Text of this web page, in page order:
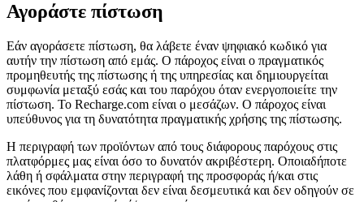
Αγοράστε πίστωση
Εάν αγοράσετε πίστωση, θα λάβετε έναν ψηφιακό κωδικό για
αυτήν την πίστωση από εμάς. Ο πάροχος είναι ο πραγματικός
προμηθευτής της πίστωσης ή της υπηρεσίας και δημιουργείται
συμφωνία μεταξύ εσάς και του παρόχου όταν ενεργοποιείτε την
πίστωση. Το Recharge.com είναι ο μεσάζων. Ο πάροχος είναι
υπεύθυνος για τη δυνατότητα πραγματικής χρήσης της πίστωσης.
Η περιγραφή των προϊόντων από τους διάφορους παρόχους στις
πλατφόρμες μας είναι όσο το δυνατόν ακριβέστερη. Οποιαδήποτε
λάθη ή σφάλματα στην περιγραφή της προσφοράς ή/και στις
εικόνες που εμφανίζονται δεν είναι δεσμευτικά και δεν οδηγούν σε